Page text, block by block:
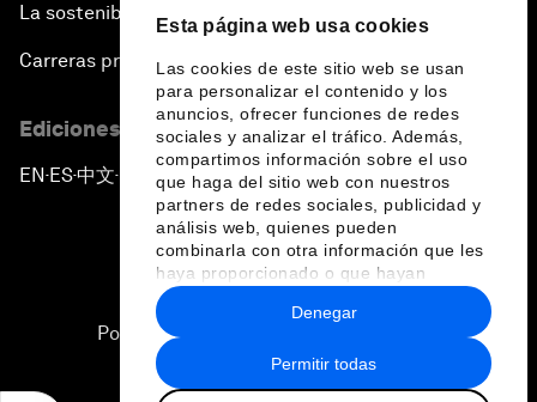
Esta página web usa cookies
Las cookies de este sitio web se usan
para personalizar el contenido y los
anuncios, ofrecer funciones de redes
sociales y analizar el tráfico. Además,
compartimos información sobre el uso
que haga del sitio web con nuestros
partners de redes sociales, publicidad y
análisis web, quienes pueden
combinarla con otra información que les
haya proporcionado o que hayan
recopilado a partir del uso que haya
hecho de sus servicios.
Permitir todas
Denegar
La sostenibilidad en el Foro
Carreras profesionales
Ediciones en otros idiomas
EN ▪ES▪中文▪ 日本語
Política de privacidad y normas de uso
Sitemap